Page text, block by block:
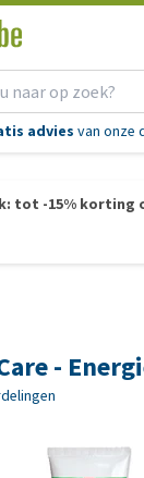
advies van onze
tot -15% korting
-